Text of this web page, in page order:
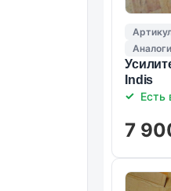
Indis
Есть
7